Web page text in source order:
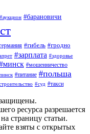
#аукцион #барановичи
#гибель #гродно
#зарплата #здоровье
#мошенничество
#питание #польша
#суд #такси
ресурса разрешается
страницу статьи.
взяты с открытых